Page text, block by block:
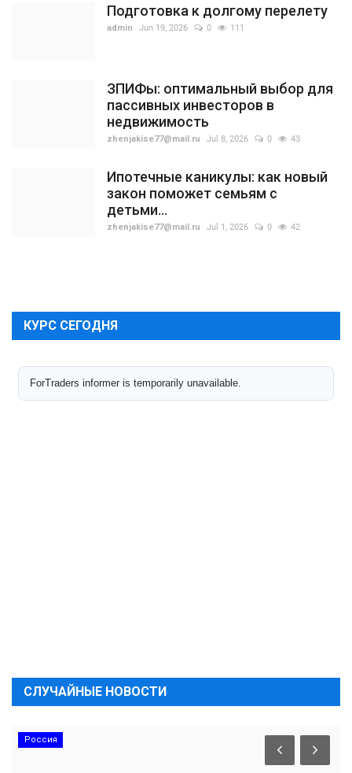
Подготовка к долгому перелету
admin Jun 19, 2026 0 111
ЗПИФы: оптимальный выбор для
пассивных инвесторов в
недвижимость
zhenjakise77@mail.ru Jul 8, 2026 0 43
Ипотечные каникулы: как новый
закон поможет семьям с
детьми...
zhenjakise77@mail.ru Jul 1, 2026 0 42
КУРС СЕГОДНЯ
СЛУЧАЙНЫЕ НОВОСТИ
Россия